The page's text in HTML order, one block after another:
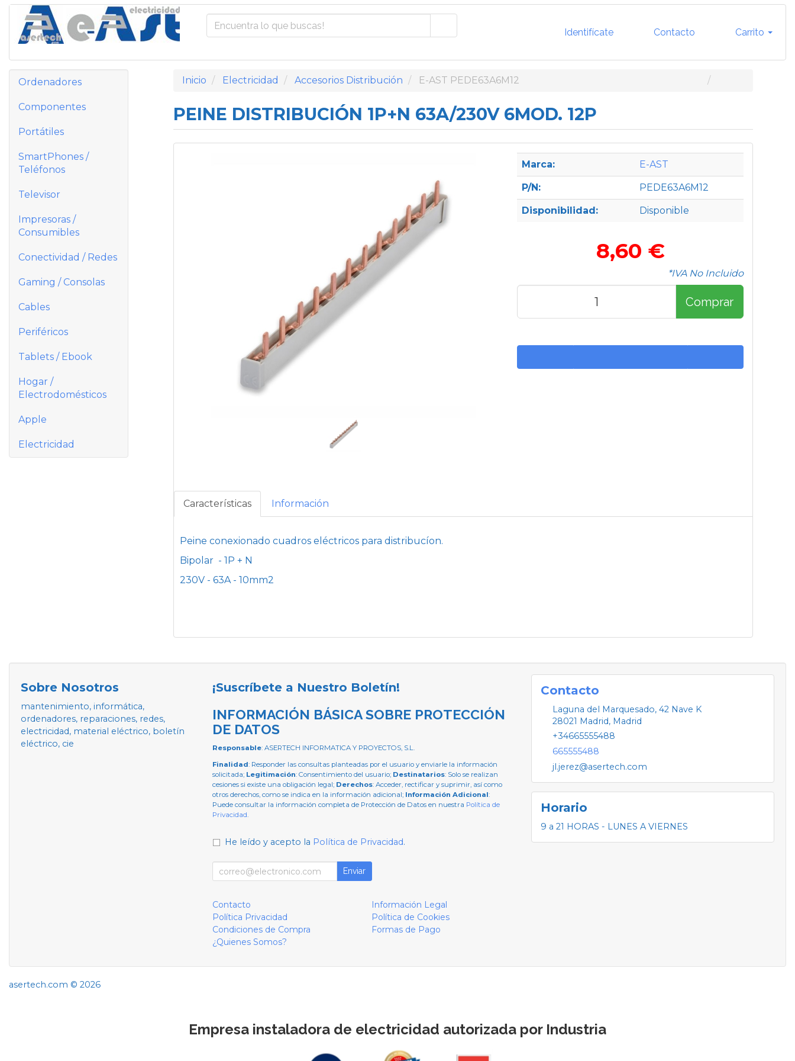
Identifícate Contacto Carrito
Ordenadores
Componentes
Portátiles
SmartPhones /
Teléfonos
Televisor
Impresoras /
Consumibles
Conectividad / Redes
Gaming / Consolas
Cables
Periféricos
Tablets / Ebook
Hogar /
Electrodomésticos
Apple
Electricidad
Inicio Electricidad Accesorios Distribución E-AST PEDE63A6M12
PEINE DISTRIBUCIÓN 1P+N 63A/230V 6MOD. 12P
Marca: E-AST
P/N: PEDE63A6M12
Disponibilidad: Disponible
8,60 €
*IVA No Incluido
Comprar
Características Información
Peine conexionado cuadros eléctricos para distribucíon.
Bipolar - 1P + N
230V - 63A - 10mm2
Sobre Nosotros
mantenimiento, informática,
ordenadores, reparaciones, redes,
electricidad, material eléctrico, boletín
eléctrico, cie
¡Suscríbete a Nuestro Boletín!
INFORMACIÓN BÁSICA SOBRE PROTECCIÓN
DE DATOS
Responsable: ASERTECH INFORMATICA Y PROYECTOS, S.L.
Finalidad: Responder las consultas planteadas por el usuario y enviarle la información
solicitada; Legitimación: Consentimiento del usuario; Destinatarios: Solo se realizan
cesiones si existe una obligación legal; Derechos: Acceder, rectificar y suprimir, así como
otros derechos, como se indica en la información adicional; Información Adicional:
Puede consultar la información completa de Protección de Datos en nuestra Política de
Privacidad.
He leído y acepto la Política de Privacidad.
Enviar
Contacto
Información Legal
Política Privacidad
Política de Cookies
Condiciones de Compra
Formas de Pago
¿Quienes Somos?
Contacto
Laguna del Marquesado, 42 Nave K
28021 Madrid, Madrid
+34665555488
665555488
jl.jerez@asertech.com
Horario
9 a 21 HORAS - LUNES A VIERNES
asertech.com © 2026
Empresa instaladora de electricidad autorizada por Industria